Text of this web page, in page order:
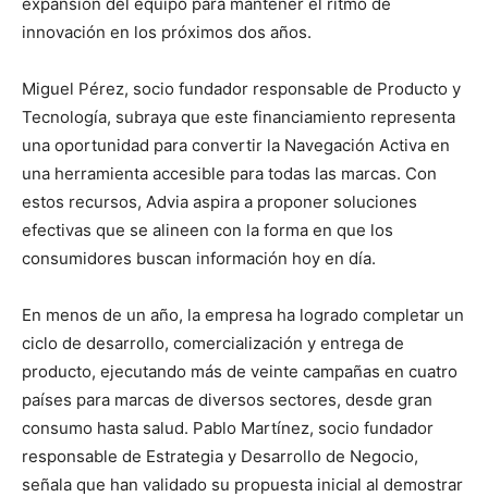
innovación en los próximos dos años.
Miguel Pérez, socio fundador responsable de Producto y
Tecnología, subraya que este financiamiento representa
una oportunidad para convertir la Navegación Activa en
una herramienta accesible para todas las marcas. Con
estos recursos, Advia aspira a proponer soluciones
efectivas que se alineen con la forma en que los
consumidores buscan información hoy en día.
En menos de un año, la empresa ha logrado completar un
ciclo de desarrollo, comercialización y entrega de
producto, ejecutando más de veinte campañas en cuatro
países para marcas de diversos sectores, desde gran
consumo hasta salud. Pablo Martínez, socio fundador
responsable de Estrategia y Desarrollo de Negocio,
señala que han validado su propuesta inicial al demostrar